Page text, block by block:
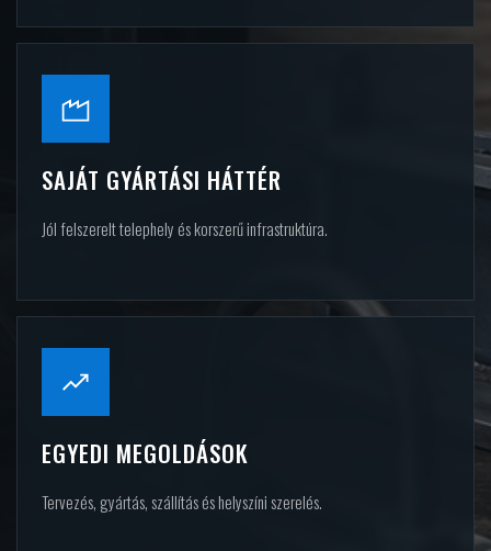
SAJÁT GYÁRTÁSI HÁTTÉR
Jól felszerelt telephely és korszerű infrastruktúra.
EGYEDI MEGOLDÁSOK
Tervezés, gyártás, szállítás és helyszíni szerelés.